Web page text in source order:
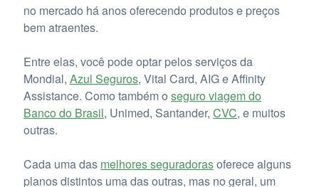
no mercado há anos oferecendo produtos e preços
bem atraentes.
Entre elas, você pode optar pelos serviços da
Mondial, Azul Seguros, Vital Card, AIG e Affinity
Assistance. Como também o seguro viagem do
Banco do Brasil, Unimed, Santander, CVC, e muitos
outras.
Cada uma das melhores seguradorasoferece alguns
planos distintos uma das outras, mas no geral, um